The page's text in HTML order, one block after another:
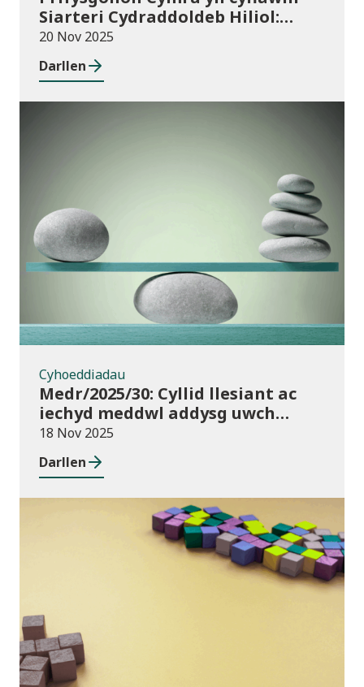
Siarteri Cydraddoldeb Hiliol:
Prifysgolion yn chwarae eu rhan
mewn Cymru wrth-hiliol
20 Nov 2025
Darllen
Cyhoeddiadau
Cyhoeddiadau
Medr/2025/30: Cyllid llesiant ac
iechyd meddwl addysg uwch
2025/26
18 Nov 2025
Darllen